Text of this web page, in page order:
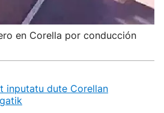
en Corella por conducción
inputatu dute Corellan